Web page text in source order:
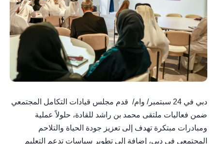
دبي في 24 سبتمبر/ وام/ قدم مجلس قيادات التكامل المجتمعي
ضمن فعاليات ملتقى محمد بن راشد للقادة، حلولاً عملية
ومبادرات مبتكرة تهدف إلى تعزيز جودة الحياة والتلاحم
المجتمعي في دبي، إضافة إلى تطوير سياسات تدعم التعليم